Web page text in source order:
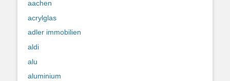
aachen
acrylglas
adler immobilien
aldi
alu
aluminium